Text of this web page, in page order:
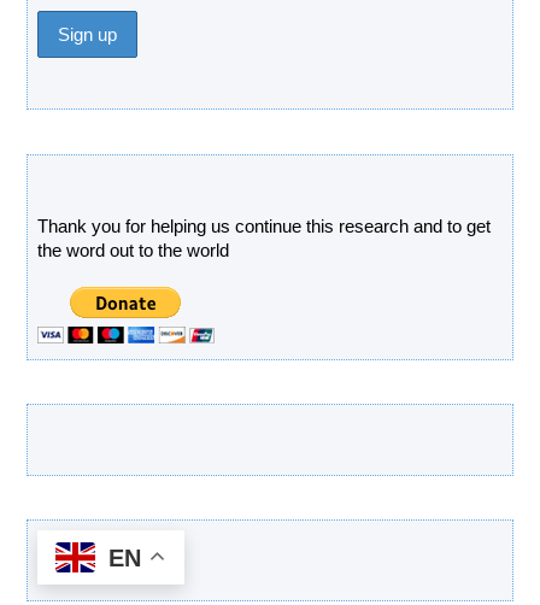
Thank you for helping us continue this research and to get
the word out to the world
EN